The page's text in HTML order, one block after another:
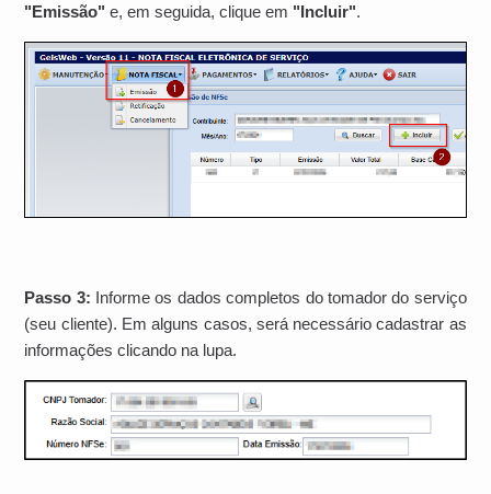
"Emissão" e, em seguida, clique em "Incluir".
Passo 3: Informe os dados completos do tomador do serviço
(seu cliente). Em alguns casos, será necessário cadastrar as
informações clicando na lupa.